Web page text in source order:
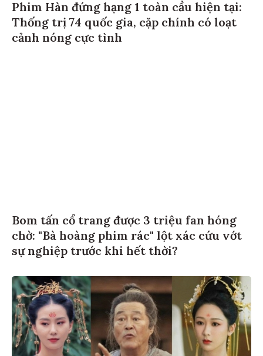
Phim Hàn đứng hạng 1 toàn cầu hiện tại:
Thống trị 74 quốc gia, cặp chính có loạt
cảnh nóng cực tình
Bom tấn cổ trang được 3 triệu fan hóng
chờ: "Bà hoàng phim rác" lột xác cứu vớt
sự nghiệp trước khi hết thời?